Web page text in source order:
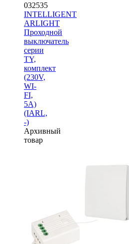
032535
INTELLIGENT
ARLIGHT
Проходной
выключатель
серии
TY,
комплект
(230V,
WI-
FI,
5A)
(IARL,
-)
Архивный
товар